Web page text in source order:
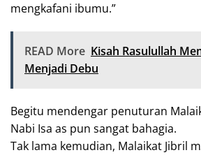
mengkafani ibumu.”
READ More Kisah Rasulullah
Menjadi Debu
Begitu mendengar penuturan
Nabi Isa as pun sangat bahagia.
Tak lama kemudian, Malaikat Jibril